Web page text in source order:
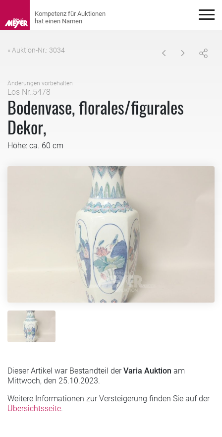
« Auktion-Nr.: 3034
Änderungen vorbehalten
Los Nr.:5478
Bodenvase, florales/figurales
Dekor,
Höhe: ca. 60 cm
Dieser Artikel war Bestandteil derVaria Auktion am
Mittwoch, den 25.10.2023.
Weitere Informationen zur Versteigerung finden Sie auf der
Übersichtsseite.